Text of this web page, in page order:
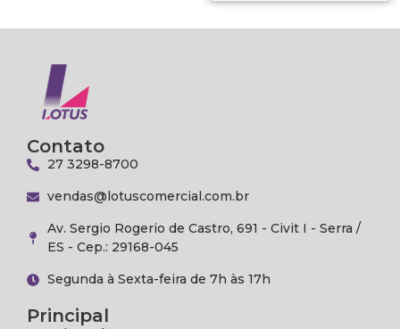
Contato
27 3298-8700
vendas@lotuscomercial.com.br
Av. Sergio Rogerio de Castro, 691 - Civit I - Serra /
ES - Cep.: 29168-045
Segunda à Sexta-feira de 7h às 17h
Principal